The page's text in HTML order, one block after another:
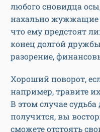
любого сновидца
нахально жужжащие
что ему предстоят
конец долгой
разорение,
Хороший поворот,
например, травите
В этом случае судьба
получится, вы
сможете отстоять